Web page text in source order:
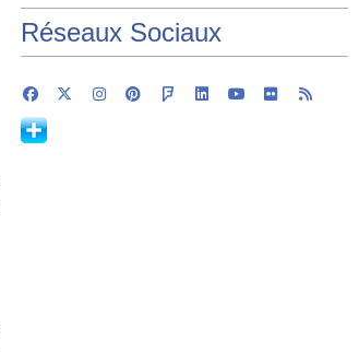
Réseaux Sociaux